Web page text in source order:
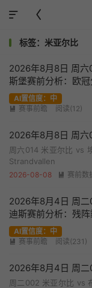


标签：米亚尔比
2026年8月8日 周六
斯堡赛前分析：欧
队让步退热是否暗藏
AI置信度：中
 赛事前瞻 阅读(12)
2026年8月8日 周六
周六014 米亚尔比 vs
Strandvallen
2026-08-08  赛前数
2026年8月4日 周
迪斯赛前分析：残
步走弱是否合理？
AI置信度：中
 赛事前瞻 阅读(231)
2026年8月4日 周
周二002 米亚尔比 vs